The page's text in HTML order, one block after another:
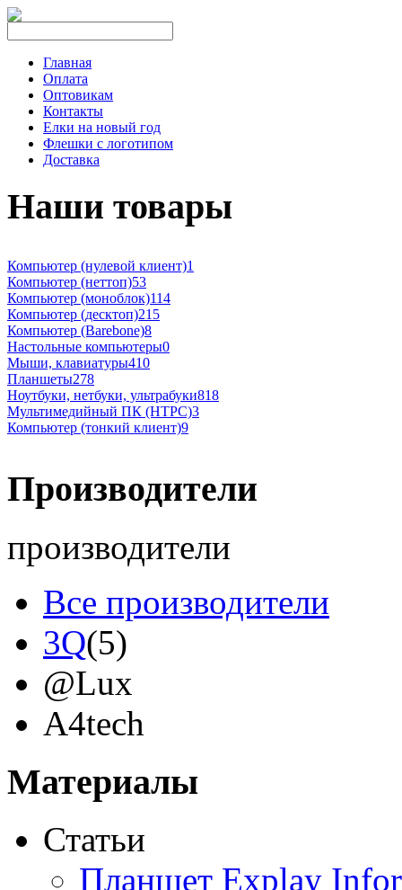
Главная
Оплата
Оптовикам
Контакты
Елки на новый год
Флешки с логотипом
Доставка
Наши товары
Компьютер (нулевой клиент)1
Компьютер (неттоп)53
Компьютер (моноблок)114
Компьютер (десктоп)215
Компьютер (Barebone)8
Настольные компьютеры0
Мыши, клавиатуры410
Планшеты278
Ноутбуки, нетбуки, ультрабуки818
Мультимедийный ПК (HTPC)3
Компьютер (тонкий клиент)9
Производители
производители
Все производители
3Q(5)
@Lux
A4tech
Acme
Ainol
Материалы
Статьи
Планшет Explay